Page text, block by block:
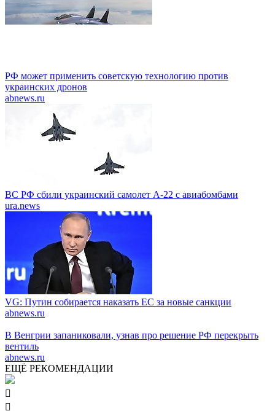
РФ может применить советскую технологию против
украинских дронов
abnews.ru
ВС РФ сбили украинский самолет А-22 с авиабомбами
ura.news
VG: Путин собирается наказать EC за новые санкции
abnews.ru
В Венгрии запаниковали, узнав про решение РФ перекрыть
вентиль
abnews.ru
ЕЩЁ РЕКОМЕНДАЦИИ

